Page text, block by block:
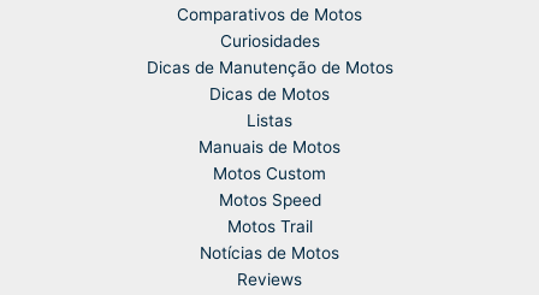
Comparativos de Motos
Curiosidades
Dicas de Manutenção de Motos
Dicas de Motos
Listas
Manuais de Motos
Motos Custom
Motos Speed
Motos Trail
Notícias de Motos
Reviews